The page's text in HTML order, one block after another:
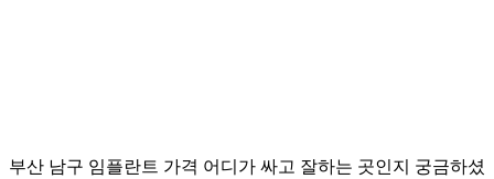
부산 남구 임플란트 가격 어디가 싸고 잘하는 곳인지 궁금하셨